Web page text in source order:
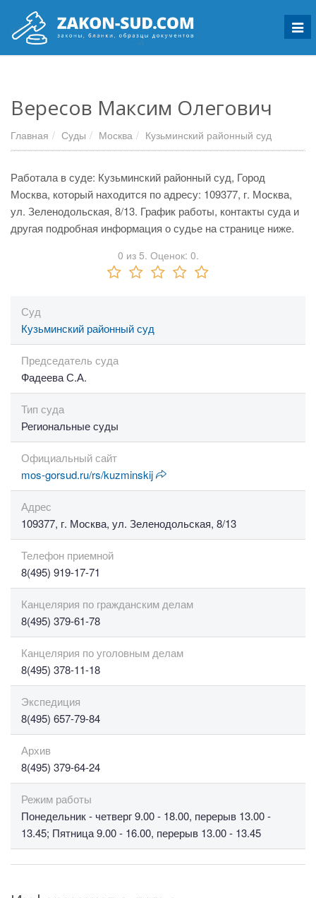
Вересов Максим Олегович
Главная Суды Москва Кузьминский районный суд
Работала в суде: Кузьминский районный суд, Город
Москва, который находится по адресу: 109377, г. Москва,
ул. Зеленодольская, 8/13. График работы, контакты суда и
другая подробная информация о судье на странице ниже.
0 из 5. Оценок: 0.
Суд
Кузьминский районный суд
Председатель суда
Фадеева С.А.
Тип суда
Региональные суды
Официальный сайт
mos-gorsud.ru/rs/kuzminskij
Адрес
109377, г. Москва, ул. Зеленодольская, 8/13
Телефон приемной
8(495) 919-17-71
Канцелярия по гражданским делам
8(495) 379-61-78
Канцелярия по уголовным делам
8(495) 378-11-18
Экспедиция
8(495) 657-79-84
Архив
8(495) 379-64-24
Режим работы
Понедельник - четверг 9.00 - 18.00, перерыв 13.00 -
13.45; Пятница 9.00 - 16.00, перерыв 13.00 - 13.45